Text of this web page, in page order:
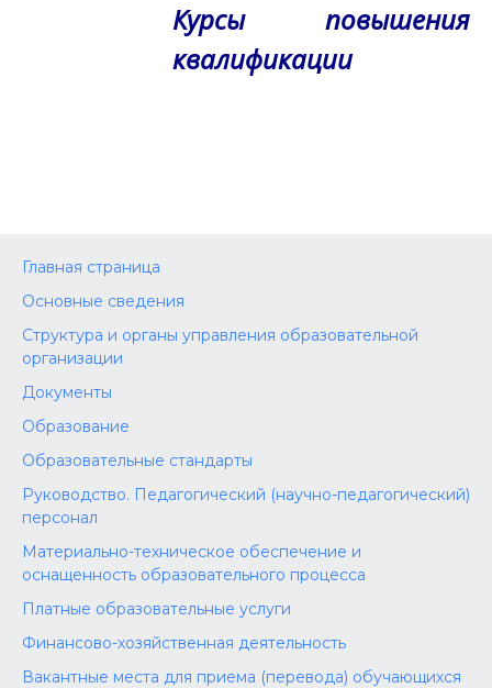
Курсы повышения
квалификации
Главная страница
Основные сведения
Структура и органы управления образовательной
организации
Документы
Образование
Образовательные стандарты
Руководство. Педагогический (научно-педагогический)
персонал
Материально-техническое обеспечение и
оснащенность образовательного процесса
Платные образовательные услуги
Финансово-хозяйственная деятельность
Вакантные места для приема (перевода) обучающихся